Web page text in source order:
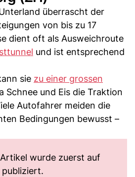
überrascht der
von bis zu 17
dient oft als Ausweichroute
und ist entsprechend
sie zu einer grossen
Schnee und Eis die Traktion
Autofahrer meiden die
Bedingungen bewusst –
wurde zuerst auf
publiziert.